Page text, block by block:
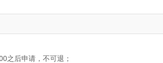
之后申请，不可退；